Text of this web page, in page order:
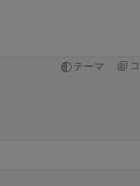
テーマ